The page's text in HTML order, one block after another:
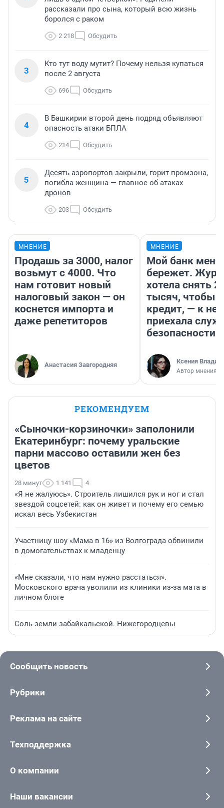
рассказали про сына, который всю жизнь
боролся с раком
2 218 Обсудить
3
Кто тут воду мутит? Почему нельзя купаться
после 2 августа
696 Обсудить
4
В Башкирии второй день подряд объявляют
опасность атаки БПЛА
214 Обсудить
5
Десять аэропортов закрыли, горит промзона,
погибла женщина — главное об атаках
дронов
203 Обсудить
МНЕНИЕ
Продашь за 3000, налог
возьмут с 4000. Что
нам готовит новый
налоговый закон — он
коснется импорта и
даже репетиторов
Анастасия Завгородняя
МНЕНИЕ
Мой банк меня
бережет.
хотела снять
тысяч, чтобы
кредит, — к
приехала
безопасности
Ксения
Автор мнения
РЕКОМЕНДУЕМ
«Сыночки-корзиночки» заполонили
Екатеринбург: почему уральские
парни массово оставили жен без
цветов
28 минут 1 141 4
«Я не жалуюсь». Строитель лишился рук и ног и стал
звездой соцсетей: как он живет и почему его семью
искал весь Узбекистан
Участницу шоу «Мама в 16» из Волгограда обвинили
в домогательствах к младенцу
«Мне сказали, что нам нужно расстаться».
Московского врача уволили из клиники из-за мата в
личном блоге
Соль земли забайкальской. Нижегородцевы
Сообщить новость
Рубрики
Реклама на сайте
Техподдержка
О компании
Наши вакансии